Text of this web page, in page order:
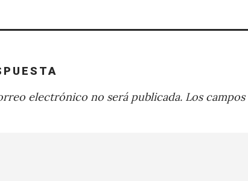
electrónico no será publicada. Los